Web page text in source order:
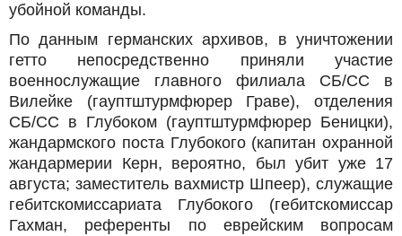
убойной команды.
По данным германских архивов, в уничтожении
гетто непосредственно приняли участие
военнослужащие главного филиала СБ/СС в
Вилейке (гауптштурмфюрер Граве), отделения
СБ/СС в Глубоком (гауптштурмфюрер Беницки),
жандармского поста Глубокого (капитан охранной
жандармерии Керн, вероятно, был убит уже 17
августа; заместитель вахмистр Шпеер), служащие
гебитскомиссариата Глубокого (гебитскомиссар
Гахман, референты по еврейским вопросам